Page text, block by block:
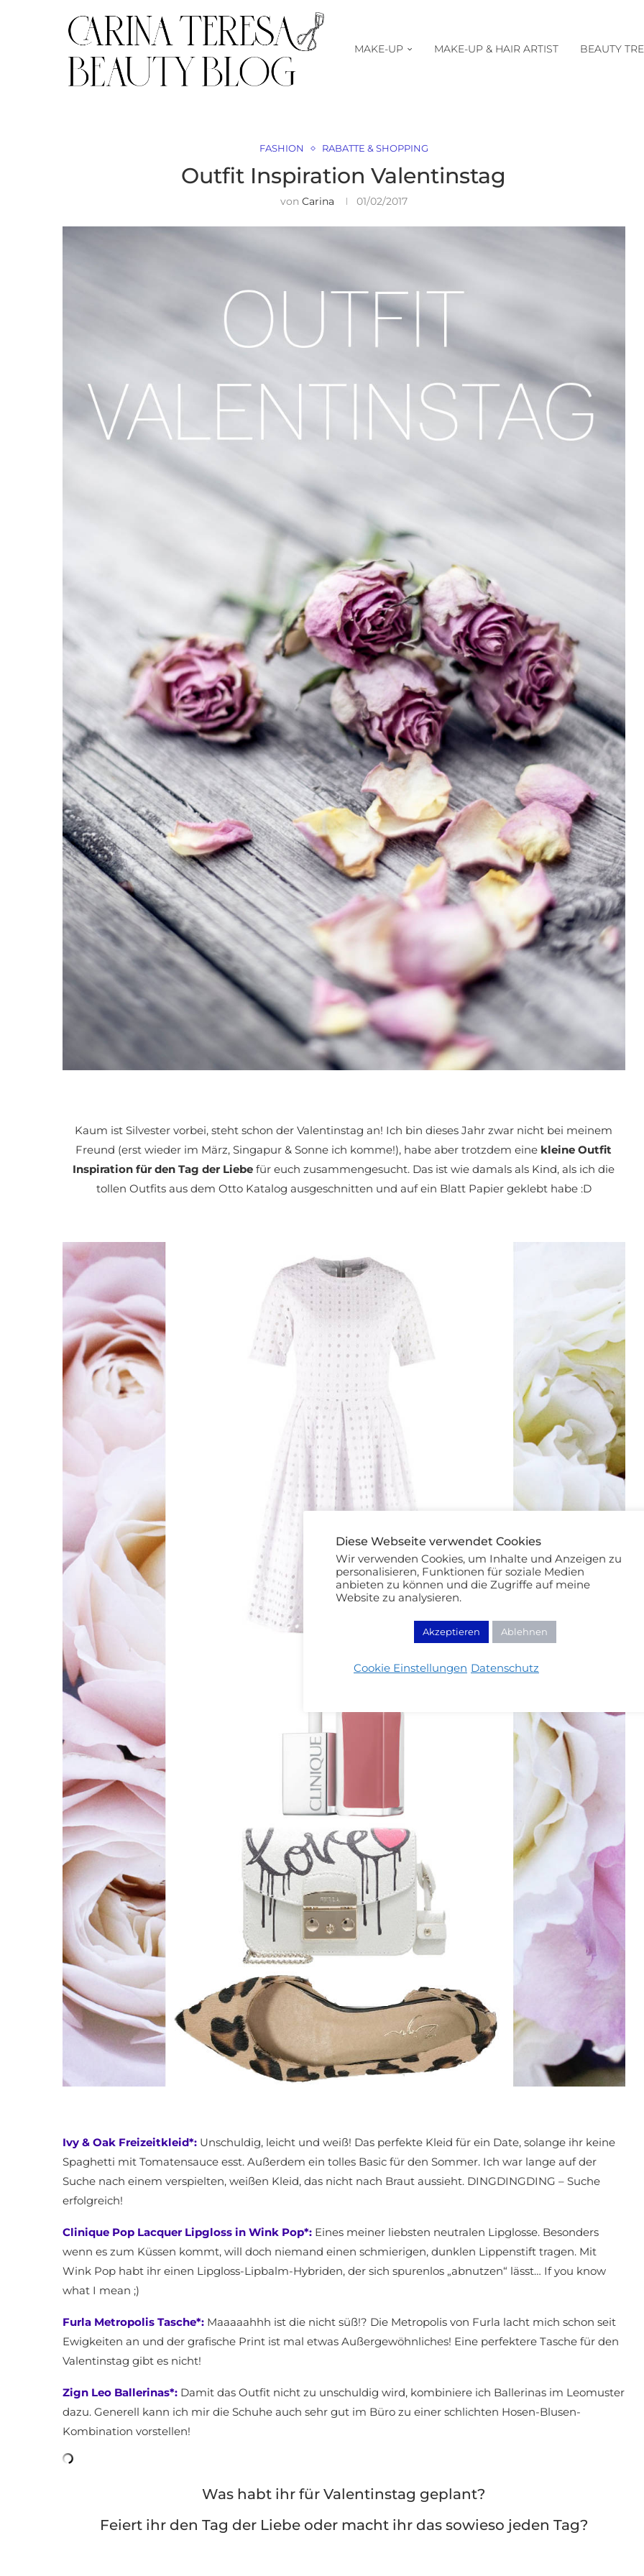
MAKE-UP MAKE-UP & HAIR ARTIST BEAUTY
FASHION RABATTE & SHOPPING
Outfit Inspiration Valentinstag
von Carina 01/02/2017
Kaum ist Silvester vorbei, steht schon der Valentinstag an! Ich bin dieses Jahr zwar nicht bei meinem
Freund (erst wieder im März, Singapur & Sonne ich komme!), habe aber trotzdem eine kleine Outfit
Inspiration für den Tag der Liebe für euch zusammengesucht. Das ist wie damals als Kind, als ich die
tollen Outfits aus dem Otto Katalog ausgeschnitten und auf ein Blatt Papier geklebt habe :D
Ivy & Oak Freizeitkleid*: Unschuldig, leicht und weiß! Das perfekte Kleid für ein Date, solange ihr keine
Spaghetti mit Tomatensauce esst. Außerdem ein tolles Basic für den Sommer. Ich war lange auf der
Suche nach einem verspielten, weißen Kleid, das nicht nach Braut aussieht. DINGDINGDING – Suche
erfolgreich!
Clinique Pop Lacquer Lipgloss in Wink Pop*: Eines meiner liebsten neutralen Lipglosse. Besonders
wenn es zum Küssen kommt, will doch niemand einen schmierigen, dunklen Lippenstift tragen. Mit
Wink Pop habt ihr einen Lipgloss-Lipbalm-Hybriden, der sich spurenlos „abnutzen“ lässt… If you know
what I mean ;)
Furla Metropolis Tasche*: Maaaaahhh ist die nicht süß!? Die Metropolis von Furla lacht mich schon seit
Ewigkeiten an und der grafische Print ist mal etwas Außergewöhnliches! Eine perfektere Tasche für den
Valentinstag gibt es nicht!
Zign Leo Ballerinas*: Damit das Outfit nicht zu unschuldig wird, kombiniere ich Ballerinas im Leomuster
dazu. Generell kann ich mir die Schuhe auch sehr gut im Büro zu einer schlichten Hosen-Blusen-
Kombination vorstellen!
Was habt ihr für Valentinstag geplant?
Feiert ihr den Tag der Liebe oder macht ihr das sowieso jeden Tag?
Diese Webseite verwendet Cookies
Wir verwenden Cookies, um Inhalte und Anzeigen zu
personalisieren, Funktionen für soziale Medien
anbieten zu können und die Zugriffe auf meine
Website zu analysieren.
Akzeptieren Ablehnen
Cookie Einstellungen Datenschutz